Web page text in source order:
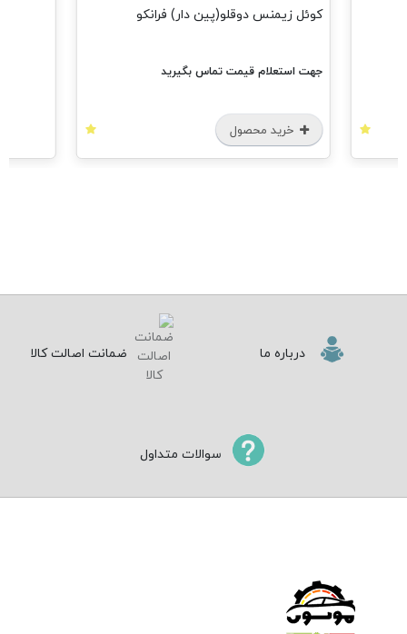
زیمنس دوقلو(پین دار) فرانکو
استعلام قیمت تماس بگیرید
خرید محصول
درباره ما ضمانت اصالت کالا
سوالات متداول